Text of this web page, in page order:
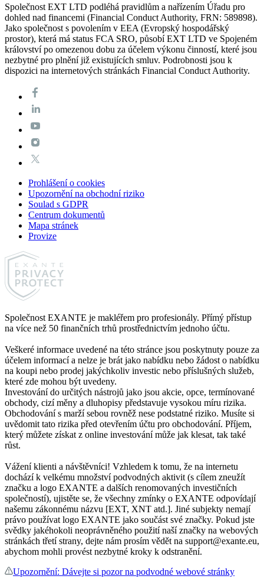
Společnost EXT LTD podléhá pravidlům a nařízením Úřadu pro
dohled nad financemi (Financial Conduct Authority, FRN: 589898).
Jako společnost s povolením v EEA (Evropský hospodářský
prostor), která má status FCA SRO, působí EXT LTD ve Spojeném
království po omezenou dobu za účelem výkonu činností, které jsou
nezbytné pro plnění již existujících smluv. Podrobnosti jsou k
dispozici na internetových stránkách Financial Conduct Authority.
Prohlášení o cookies
Upozornění na obchodní riziko
Soulad s GDPR
Centrum dokumentů
Mapa stránek
Provize
Společnost EXANTE je makléřem pro profesionály. Přímý přístup
na více než 50 finančních trhů prostřednictvím jednoho účtu.
Veškeré informace uvedené na této stránce jsou poskytnuty pouze za
účelem informací a nelze je brát jako nabídku nebo žádost o nabídku
na koupi nebo prodej jakýchkoliv investic nebo příslušných služeb,
které zde mohou být uvedeny.
Investování do určitých nástrojů jako jsou akcie, opce, termínované
obchody, cizí měny a dluhopisy představuje vysokou míru rizika.
Obchodování s marží sebou rovněž nese podstatné riziko. Musíte si
uvědomit tato rizika před otevřením účtu pro obchodování. Příjem,
který můžete získat z online investování může jak klesat, tak také
růst.
Vážení klienti a návštěvníci! Vzhledem k tomu, že na internetu
dochází k velkému množství podvodných aktivit (s cílem zneužít
značku a logo EXANTE a dalších renomovaných investičních
společností), ujistěte se, že všechny zmínky o EXANTE odpovídají
našemu zákonnému názvu [EXT, XNT atd.]. Jiné subjekty nemají
právo používat logo EXANTE jako součást své značky. Pokud jste
svědky jakéhokoli neoprávněného použití naší značky na webových
stránkách třetí strany, dejte nám prosím vědět na support@exante.eu,
abychom mohli provést nezbytné kroky k odstranění.
Upozornění: Dávejte si pozor na podvodné webové stránky